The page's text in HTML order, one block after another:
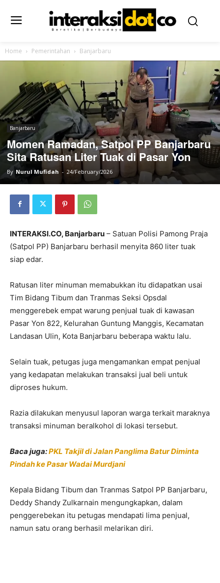
Home Pemerintahan Banjarbaru
Banjarbaru
Momen Ramadan, Satpol PP Banjarbaru
Sita Ratusan Liter Tuak di Pasar Yon
By Nurul Mufidah - 24/February/2026
INTERAKSI.CO, Banjarbaru – Satuan Polisi Pamong Praja
(Satpol PP) Banjarbaru berhasil menyita 860 liter tuak
siap edar.
Ratusan liter minuman memabukkan itu didapatkan usai
Tim Bidang Tibum dan Tranmas Seksi Opsdal
menggerebek empat warung penjual tuak di kawasan
Pasar Yon 822, Kelurahan Guntung Manggis, Kecamatan
Landasan Ulin, Kota Banjarbaru beberapa waktu lalu.
Selain tuak, petugas juga mengamankan empat penjual
yang kedapatan melakukan transaksi jual beli untuk
diproses hukum.
Razia dilakukan menyusul laporan warga terkait maraknya
transaksi minuman beralkohol di lokasi tersebut.
Baca juga:PKL Takjil di Jalan Panglima Batur Diminta
Pindah ke Pasar Wadai Murdjani
Kepala Bidang Tibum dan Tranmas Satpol PP Banjarbaru,
Deddy Shandy Zulkarnain mengungkapkan, dalam
penggerebekan itu petugas mendapati lima penjual,
namun satu orang berhasil melarikan diri.